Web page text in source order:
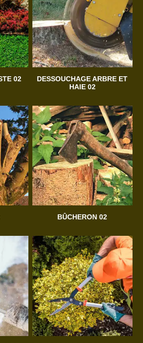
02
DESSOUCHAGE ARBRE ET
HAIE 02
BÛCHERON 02